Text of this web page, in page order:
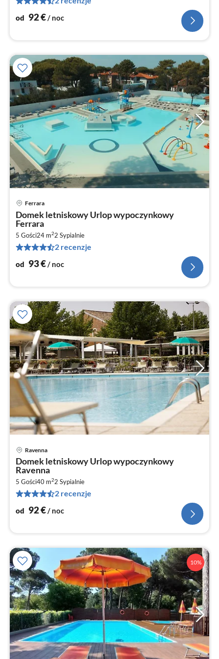
od 92€ / noc
Ferrara
Domek letniskowy Urlop wypoczynkowy
Ferrara
5 Gości24 m22 Sypialnie
2 recenzje
od 93€/ noc
Ravenna
Domek letniskowy Urlop wypoczynkowy
Ravenna
5 Gości40 m22 Sypialnie
2 recenzje
od 92€/ noc
10%